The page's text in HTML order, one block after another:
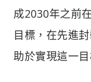
成2030年之前
目標，在先進
助於實現這一目